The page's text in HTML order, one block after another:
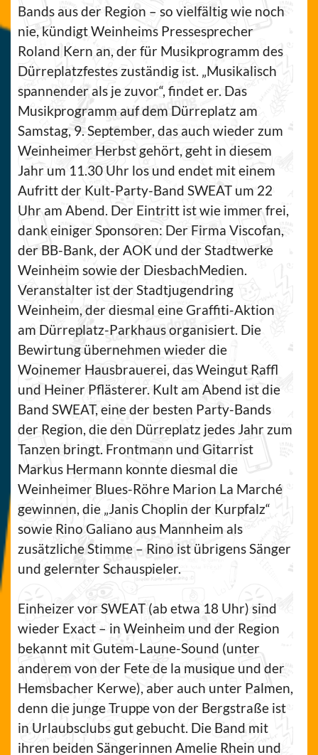
Bands aus der Region – so vielfältig wie noch
nie, kündigt Weinheims Pressesprecher
Roland Kern an, der für Musikprogramm des
Dürreplatzfestes zuständig ist. „Musikalisch
spannender als je zuvor“, findet er. Das
Musikprogramm auf dem Dürreplatz am
Samstag, 9. September, das auch wieder zum
Weinheimer Herbst gehört, geht in diesem
Jahr um 11.30 Uhr los und endet mit einem
Aufritt der Kult-Party-Band SWEAT um 22
Uhr am Abend. Der Eintritt ist wie immer frei,
dank einiger Sponsoren: Der Firma Viscofan,
der BB-Bank, der AOK und der Stadtwerke
Weinheim sowie der DiesbachMedien.
Veranstalter ist der Stadtjugendring
Weinheim, der diesmal eine Graffiti-Aktion
am Dürreplatz-Parkhaus organisiert. Die
Bewirtung übernehmen wieder die
Woinemer Hausbrauerei, das Weingut Raffl
und Heiner Pflästerer. Kult am Abend ist die
Band SWEAT, eine der besten Party-Bands
der Region, die den Dürreplatz jedes Jahr zum
Tanzen bringt. Frontmann und Gitarrist
Markus Hermann konnte diesmal die
Weinheimer Blues-Röhre Marion La Marché
gewinnen, die „Janis Choplin der Kurpfalz“
sowie Rino Galiano aus Mannheim als
zusätzliche Stimme – Rino ist übrigens Sänger
und gelernter Schauspieler.
Einheizer vor SWEAT (ab etwa 18 Uhr) sind
wieder Exact – in Weinheim und der Region
bekannt mit Gutem-Laune-Sound (unter
anderem von der Fete de la musique und der
Hemsbacher Kerwe), aber auch unter Palmen,
denn die junge Truppe von der Bergstraße ist
in Urlaubsclubs gut gebucht. Die Band mit
ihren beiden Sängerinnen Amelie Rhein und